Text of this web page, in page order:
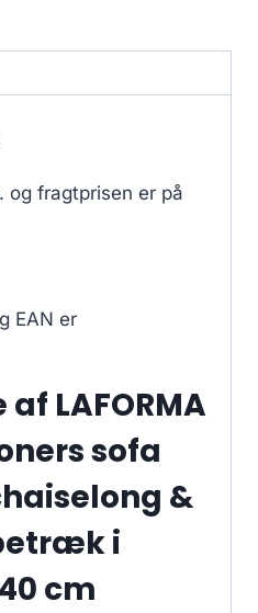
og fragtprisen er på
EAN er
LAFORMA
sofa
&
i
cm